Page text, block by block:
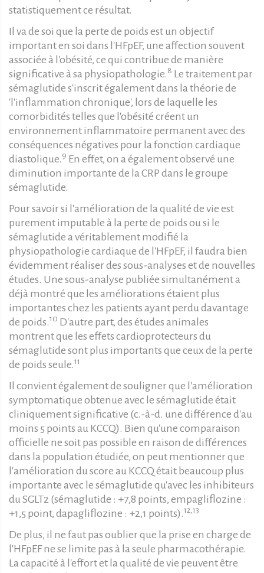
statistiquement ce résultat.
Il va de soi que la perte de poids est un objectif
important en soi dans l'HFpEF, une affection souvent
associée à l'obésité, ce qui contribue de manière
significative à sa physiopathologie. 8 Le traitement par
sémaglutide s'inscrit également dans la théorie de
'l'inflammation chronique', lors de laquelle les
comorbidités telles que l'obésité créent un
environnement inflammatoire permanent avec des
conséquences négatives pour la fonction cardiaque
diastolique. 9 En effet, on a également observé une
diminution importante de la CRP dans le groupe
sémaglutide.
Pour savoir si l'amélioration de la qualité de vie est
purement imputable à la perte de poids ou si le
sémaglutide a véritablement modifié la
physiopathologie cardiaque de l'HFpEF, il faudra bien
évidemment réaliser des sous-analyses et de nouvelles
études. Une sous-analyse publiée simultanément a
déjà montré que les améliorations étaient plus
importantes chez les patients ayant perdu davantage
de poids.10 D'autre part, des études animales
montrent que les effets cardioprotecteurs du
sémaglutide sont plus importants que ceux de la perte
de poids seule.11
Il convient également de souligner que l'amélioration
symptomatique obtenue avec le sémaglutide était
cliniquement significative (c.-à-d. une différence d'au
moins 5 points au KCCQ). Bien qu'une comparaison
officielle ne soit pas possible en raison de différences
dans la population étudiée, on peut mentionner que
l'amélioration du score au KCCQ était beaucoup plus
importante avec le sémaglutide qu'avec les inhibiteurs
du SGLT2 (sémaglutide : +7,8 points, empagliflozine :
+1,5 point, dapagliflozine : +2,1 points).12,13
De plus, il ne faut pas oublier que la prise en charge de
l'HFpEF ne se limite pas à la seule pharmacothérapie.
La capacité à l'effort et la qualité de vie peuvent être